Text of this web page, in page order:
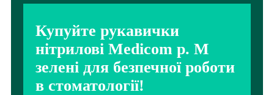
Купуйте рукавички
нітрилові Medicom р. М
зелені для безпечної роботи
в стоматології!